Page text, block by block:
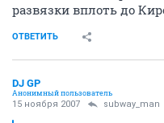
развязки вплоть до
ОТВЕТИТЬ
DJ GP
Анонимный пользователь
15 ноября 2007 subway_man